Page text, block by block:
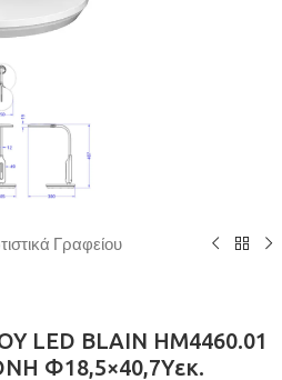
Γραφείου
LED BLAIN HM4460.01
Φ18,5×40,7Yεκ.